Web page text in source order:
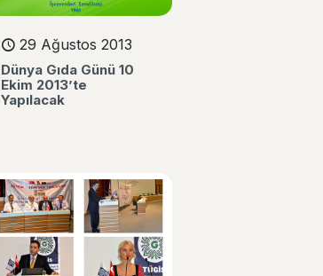
29 Ağustos 2013
Dünya Gıda Günü 10
Ekim 2013’te
Yapılacak